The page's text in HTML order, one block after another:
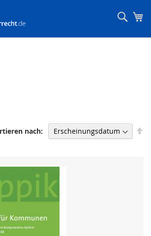
nach